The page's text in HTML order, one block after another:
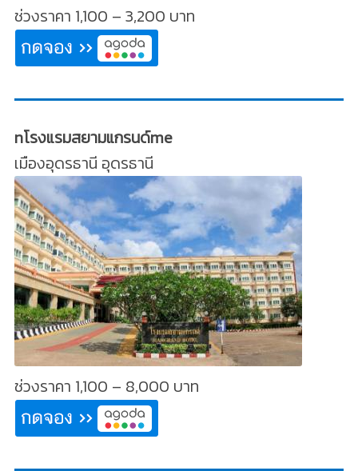
ช่วงราคา 1,100 – 3,200 บาท
nโรงแรมสยามแกรนด์me
เมืองอุดรธานี อุดรธานี
ช่วงราคา 1,100 – 8,000 บาท